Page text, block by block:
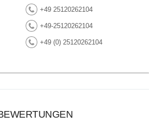
+49 25120262104
+49-25120262104
+49 (0) 25120262104